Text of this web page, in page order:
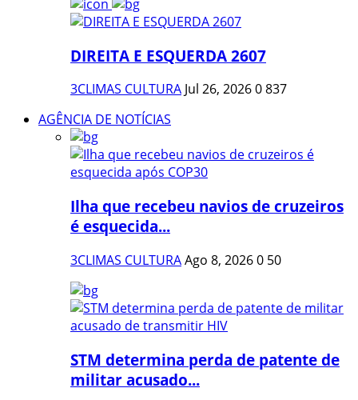
DIREITA E ESQUERDA 2607
3CLIMAS CULTURA Jul 26, 20260837
AGÊNCIA DE NOTÍCIAS
Ilha que recebeu navios de cruzeiros
é esquecida...
3CLIMAS CULTURAAgo 8, 20260 50
STM determina perda de patente de
militar acusado...